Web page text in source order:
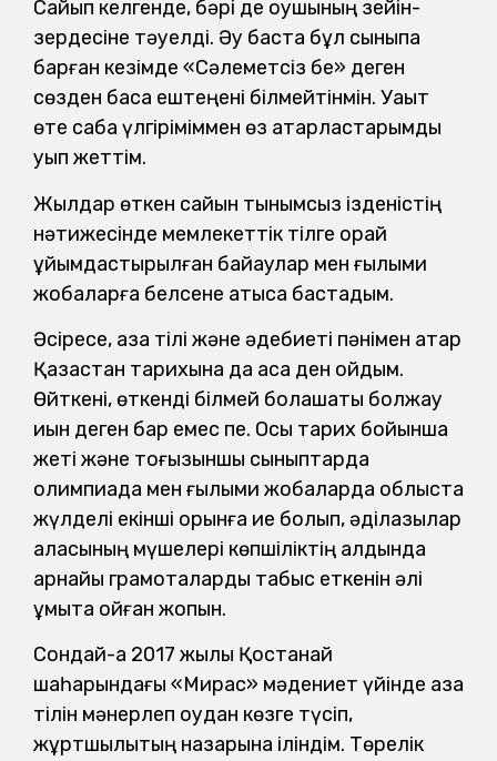
Сайып келгенде, бәрі де оқушының зейін-
зердесіне тәуелді. Әу баста бұл сыныпқа
барған кезімде «Сәлеметсіз бе» деген
сөзден басқа ештеңені білмейтінмін. Уақыт
өте сабақ үлгіріміммен өз қатарластарымды
қуып жеттім.
Жылдар өткен сайын тынымсыз ізденістің
нәтижесінде мемлекеттік тілге орай
ұйымдастырылған байқаулар мен ғылыми
жобаларға белсене қатыса бастадым.
Әсіресе, қазақ тілі және әдебиеті пәнімен қатар
Қазақстан тарихына да аса ден қойдым.
Өйткені, өткенді білмей болашақты болжау
қиын деген бар емес пе. Осы тарих бойынша
жеті және тоғызыншы сыныптарда
олимпиада мен ғылыми жобаларда облыста
жүлделі екінші орынға ие болып, әділқазылар
алқасының мүшелері көпшіліктің алдында
арнайы грамоталарды табыс еткенін әлі
ұмыта қойған жоқпын.
Сондай-ақ 2017 жылы Қостанай
шаһарындағы «Мирас» мәдениет үйінде қазақ
тілін мәнерлеп оқудан көзге түсіп,
жұртшылықтың назарына іліндім. Төрелік